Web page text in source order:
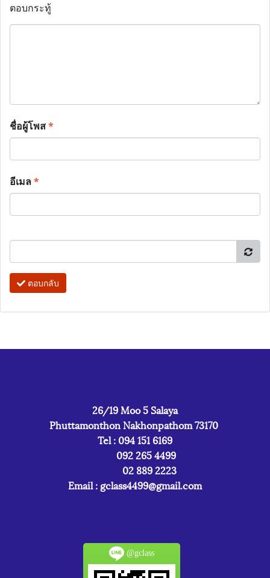
ตอบกระทู้
ชื่อผู้โพส*
อีเมล*
ตอบกลับ
26/19 Moo 5 Salaya
Phuttamonthon Nakhonpathom 73170
Tel : 094 151 6169
092 265 4499
02 889 2223
Email : gclass4499@gmail.com
@gclass